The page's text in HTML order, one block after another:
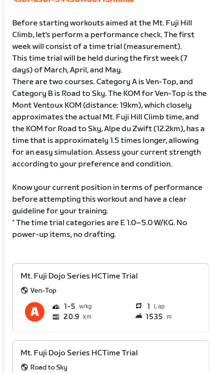
Before starting workouts aimed at the Mt. Fuji Hill
Climb, let's perform a performance check. The first
week will consist of a time trial (measurement).
This time trial will be held during the first week (7
days) of March, April, and May.
There are two courses. Category A is Ven-Top, and
Category B is Road to Sky. The KOM for Ven-Top is the
Mont Ventoux KOM (distance: 19km), which closely
approximates the actual Mt. Fuji Hill Climb time, and
the KOM for Road to Sky, Alpe du Zwift (12.2km), has a
time that is approximately 1.5 times longer, allowing
for an easy simulation. Assess your current strength
according to your preference and condition.
Know your current position in terms of performance
before attempting this workout and have a clear
guideline for your training.
* The time trial categories are E 1.0–5.0 W/KG. No
power-up items, no drafting.
Mt. Fuji Dojo Series HCTime Trial
Ven-Top
1 5 1 Lap
20.9 km 1535 m
Mt. Fuji Dojo Series HCTime Trial
Road to Sky